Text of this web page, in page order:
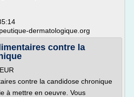
dermatologique.org
contre la
contre la candidose chronique
à mettre en oeuvre. Vous